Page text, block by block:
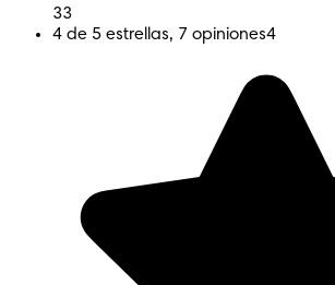
33
4 de 5 estrellas, 7 opiniones4